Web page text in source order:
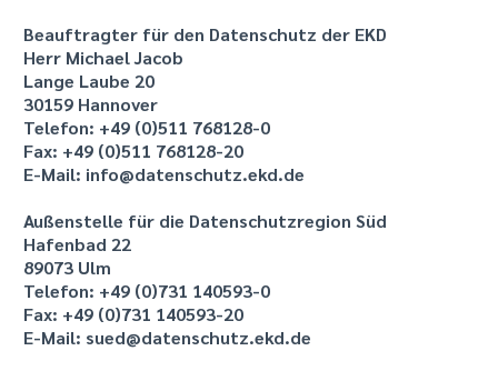
Beauftragter für den Datenschutz der EKD
Herr Michael Jacob
Lange Laube 20
30159 Hannover
Telefon: +49 (0)511 768128-0
Fax: +49 (0)511 768128-20
E-Mail: info@datenschutz.ekd.de
Außenstelle für die Datenschutzregion Süd
Hafenbad 22
89073 Ulm
Telefon: +49 (0)731 140593-0
Fax: +49 (0)731 140593-20
E-Mail: sued@datenschutz.ekd.de